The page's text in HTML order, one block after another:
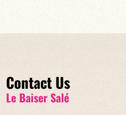
Contact Us
Le Baiser Salé